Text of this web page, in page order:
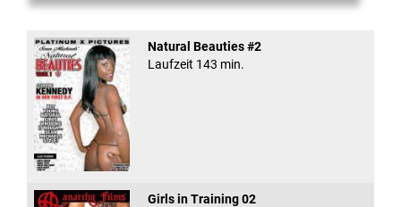
Internal Explosionen
Natural Beauties #2
Laufzeit 143 min.
Girls in Training 02